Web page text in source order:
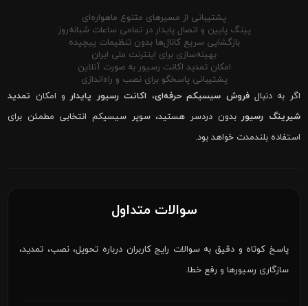
پشتیبانی از مسیرهای متنوع ماهواره‌ای
پینگ پایین و اتصال پایدار در تمامی ساعات شبانه‌روز
بازگشایی سریع کانال‌ها بدون تنظیمات پیچیده
بهینه‌سازی برای اینترنت ملی ایران
امکان تمدید اکانت رسیور به صورت آنلاین
پشتیبانی پاسخگو برای نصب و راه‌اندازی
اگر به دنبالفروش سیسیکم حرفه‌ای، اکانت رسیور پایدارو امکان تمدید
شیرینگ رسیوربدون دردسر هستید، سوپر سیسیکم انتخابی مطمئن برای
استفاده بلندمدت خواهد بود.
سوالات متداول
پاسخ کوتاه و دقیق به سوالات رایج کاربران درباره تحویل، نصب، تمدید،
سازگاری رسیورها و رفع خطا.